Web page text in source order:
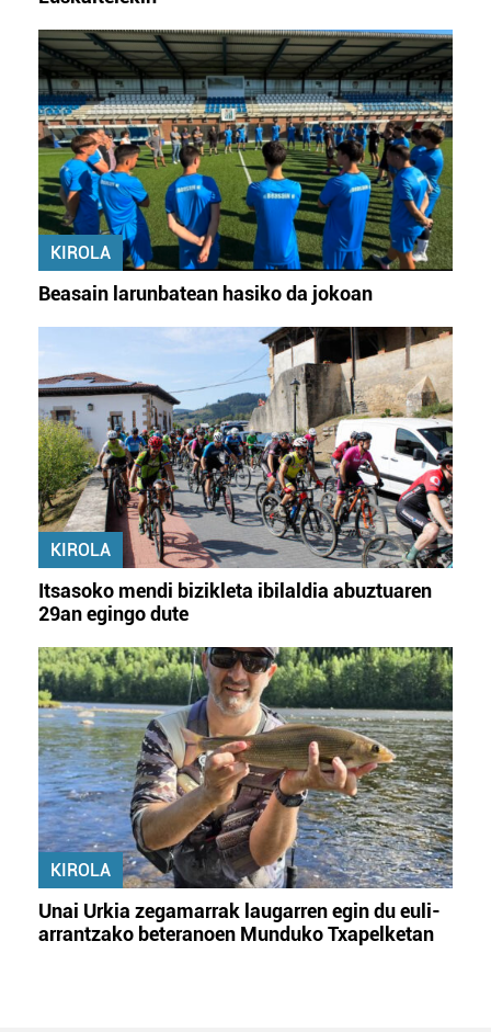
KIROLA
Beasain larunbatean hasiko da jokoan
KIROLA
Itsasoko mendi bizikleta ibilaldia abuztuaren
29an egingo dute
KIROLA
Unai Urkia zegamarrak laugarren egin du euli-
arrantzako beteranoen Munduko Txapelketan